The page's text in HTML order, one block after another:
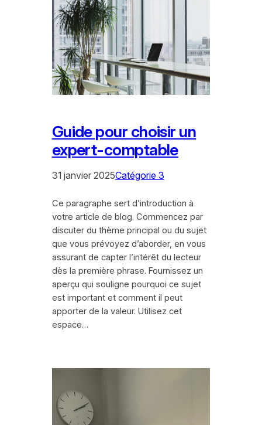
Guide pour choisir un
expert-comptable
31 janvier 2025Catégorie 3
Ce paragraphe sert d’introduction à
votre article de blog. Commencez par
discuter du thème principal ou du sujet
que vous prévoyez d’aborder, en vous
assurant de capter l’intérêt du lecteur
dès la première phrase. Fournissez un
aperçu qui souligne pourquoi ce sujet
est important et comment il peut
apporter de la valeur. Utilisez cet
espace…